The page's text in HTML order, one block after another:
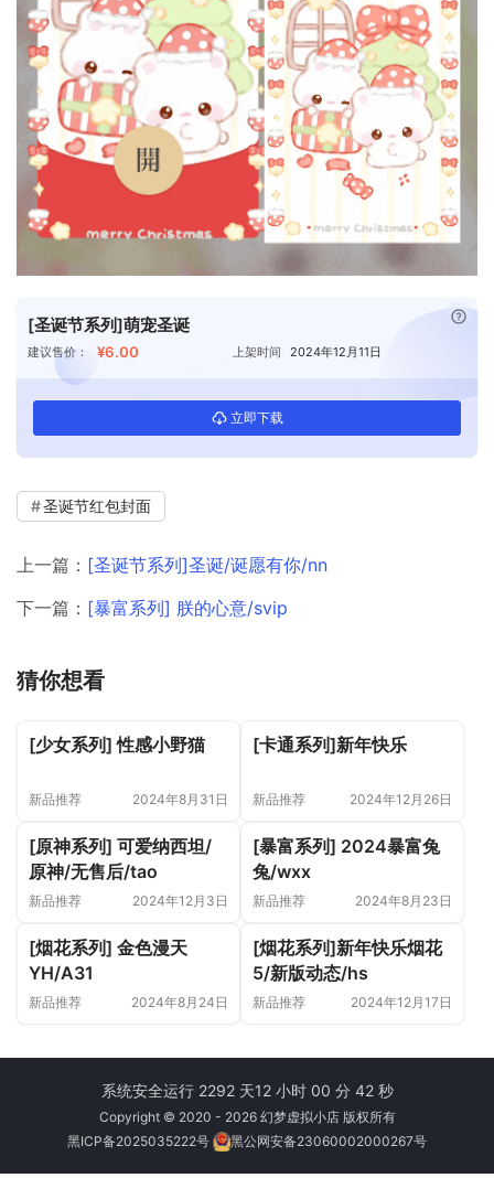
[圣诞节系列]萌宠圣诞
建议售价： ¥6.00 上架时间 2024年12月11日
立即下载
已
圣诞节红包封面
上一篇： [圣诞节系列]圣诞/诞愿有你/nn
下一篇： [暴富系列] 朕的心意/svip
猜你想看
[少女系列] 性感小野猫
新品推荐 2024年8月31日
[卡通系列]新年快乐
新品推荐 2024年12月26日
[原神系列] 可爱纳西坦/
原神/无售后/tao
新品推荐 2024年12月3日
[暴富系列] 2024暴富兔
兔/wxx
新品推荐 2024年8月23日
[烟花系列] 金色漫天
YH/A31
新品推荐 2024年8月24日
[烟花系列]新年快乐烟花
5/新版动态/hs
新品推荐 2024年12月17日
系统安全运行 2292 天12 小时 00 分 42 秒
Copyright © 2020 - 2026 幻梦虚拟小店 版权所有
黑ICP备2025035222号
黑公网安备23060002000267号